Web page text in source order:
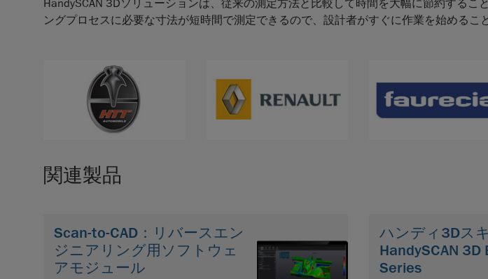
HandySCAN 3Dソリューションは、従来の測定方法と比較して時間を大幅に節約するこ
ングプロセスに必要な寸法が短時間で測定できるので、設計者がすぐに作業を始めるこ
関連製品
Scan-to-CAD：リバースエン
ジニアリング用ソフトウェ
アモジュール
ハンディ3Dス
HandySCAN 3D
Series